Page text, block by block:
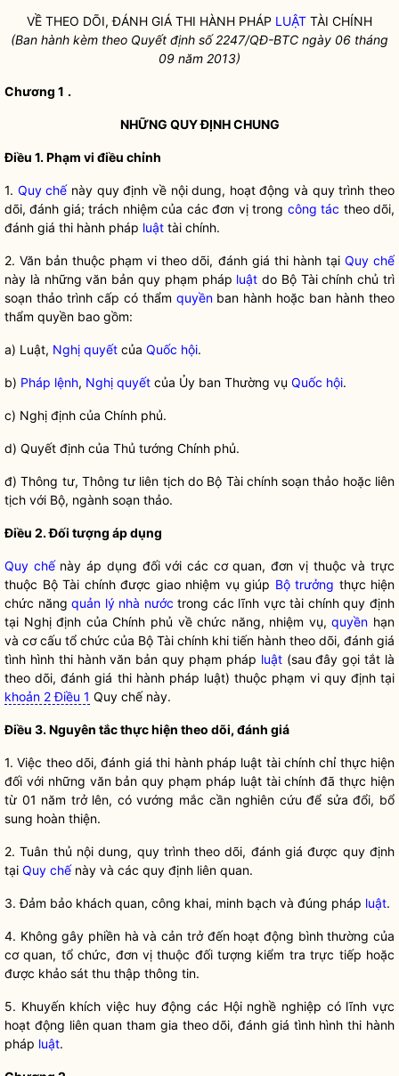
VỀ THEO DÕI, ĐÁNH GIÁ THI HÀNH PHÁP LUẬT TÀI CHÍNH
(Ban hành kèm theo Quyết định số2247/QĐ-BTC ngày 06 tháng
09 năm 2013)
Chương 1 .
NHỮNG QUY ĐỊNH CHUNG
Điều 1. Phạm vi điều chỉnh
1. Quy chếnày quy định về nội dung, hoạt động và quy trình theo
dõi, đánh giá; trách nhiệm của các đơn vị trong công tác theo dõi,
đánh giá thi hành pháp luật tài chính.
2. Văn bản thuộc phạm vi theo dõi, đánh giá thi hành tại Quy chế
này là những văn bản quy phạm pháp luật do Bộ Tài chính chủ trì
soạn thảo trình cấp có thẩm quyềnban hành hoặc ban hành theo
thẩm quyền bao gồm:
a) Luật, Nghị quyết của Quốc hội.
b) Pháp lệnh, Nghị quyết của Ủy ban Thường vụ Quốc hội.
c) Nghị định của Chính phủ.
d) Quyết định của Thủ tướng Chính phủ.
đ) Thông tư, Thông tư liên tịch do Bộ Tài chính soạn thảo hoặc liên
tịch với Bộ, ngành soạn thảo.
Điều 2. Đối tượng áp dụng
Quy chếnày áp dụng đối với các cơ quan, đơn vị thuộc và trực
thuộc Bộ Tài chính được giao nhiệm vụ giúp Bộ trưởng thực hiện
chức năngquản lý nhà nước trong các lĩnh vực tài chính quy định
tại Nghị định của Chính phủ về chức năng, nhiệm vụ,quyền hạn
và cơ cấu tổ chức của Bộ Tài chính khi tiến hành theo dõi, đánh giá
tình hình thi hành văn bản quy phạm pháp luật(sau đây gọi tắt là
theo dõi, đánh giá thi hành pháp luật) thuộc phạm vi quy định tại
khoản 2 Điều 1 Quy chếnày.
Điều 3. Nguyên tắc thực hiện theo dõi, đánh giá
1. Việc theo dõi, đánh giá thi hành pháp luật tài chính chỉ thực hiện
đối với những văn bản quy phạm pháp luậttài chính đã thực hiện
từ 01 năm trở lên, có vướng mắc cần nghiên cứu để sửa đổi, bổ
sung hoàn thiện.
2. Tuân thủ nội dung, quy trình theo dõi, đánh giá được quy định
tại Quy chếnày và các quy định liên quan.
3. Đảm bảo khách quan, công khai, minh bạch và đúng pháp luật.
4. Không gây phiền hà và cản trở đến hoạt động bình thường của
cơ quan, tổ chức, đơn vị thuộc đối tượng kiểm tra trực tiếp hoặc
được khảo sát thu thập thông tin.
5. Khuyến khích việc huy động các Hội nghề nghiệp có lĩnh vực
hoạt động liên quan tham gia theo dõi, đánh giá tình hình thi hành
pháp luật.